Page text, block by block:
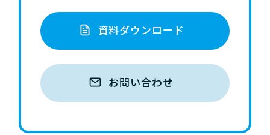
資料ダウンロード
お問い合わせ